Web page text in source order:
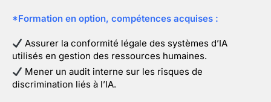
*Formation en option, compétences acquises :
Assurer la conformité légale des systèmes d’IA
utilisés en gestion des ressources humaines.
Mener un audit interne sur les risques de
discrimination liés à l’IA.